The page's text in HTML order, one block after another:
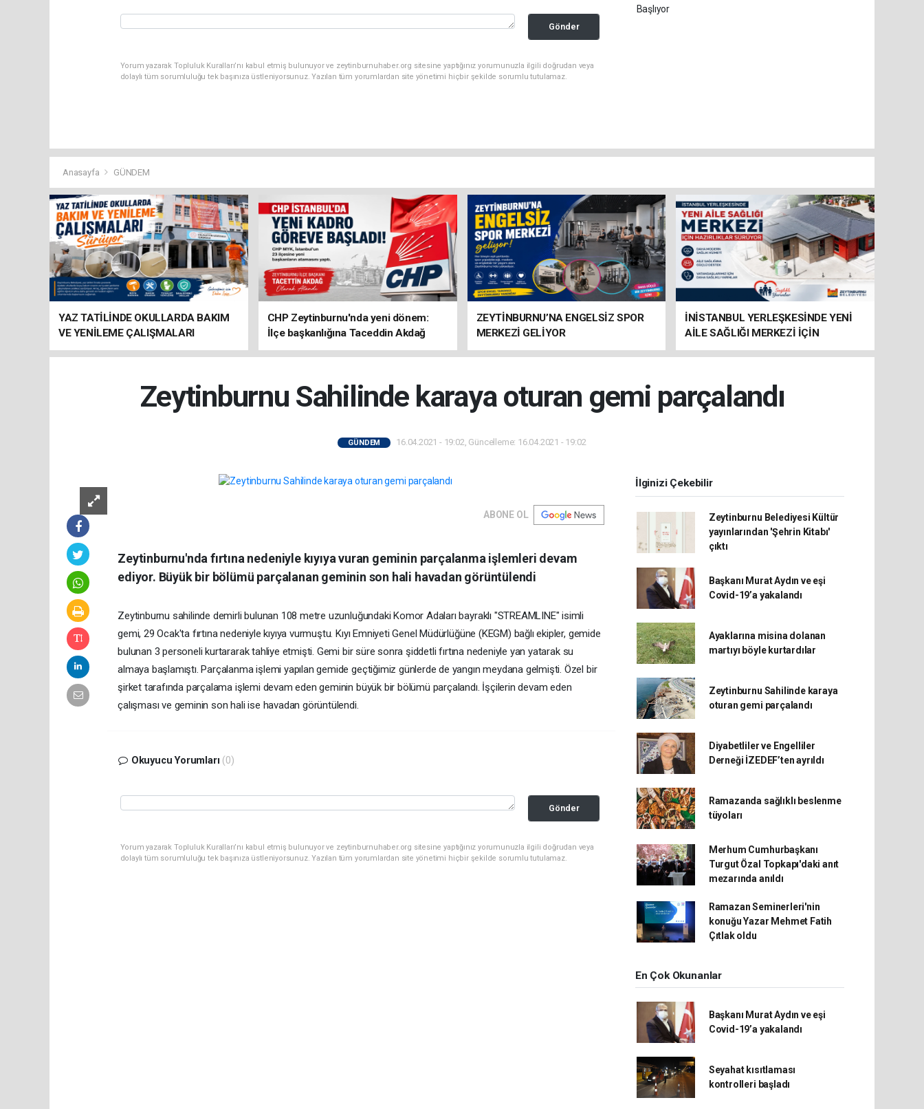
Gönder
Yorum yazarak Topluluk Kuralları’nı kabul etmiş bulunuyor ve zeytinburnuhaber.org sitesine yaptığınız yorumunuzla ilgili doğrudan veya
dolaylı tüm sorumluluğu tek başınıza üstleniyorsunuz. Yazılan tüm yorumlardan site yönetimi hiçbir şekilde sorumlu tutulamaz.
Anasayfa GÜNDEM
YAZ TATİLİNDE OKULLARDA BAKIM
VE YENİLEME ÇALIŞMALARI
SÜRÜYOR
CHP Zeytinburnu'nda yeni dönem:
İlçe başkanlığına Taceddin Akdağ
atandı
ZEYTİNBURNU’NA ENGELSİZ SPOR
MERKEZİ GELİYOR
İNİSTANBUL YERLEŞKESİNDE YENİ
AİLE SAĞLIĞI MERKEZİ İÇİN
HAZIRLIKLAR SÜRÜYOR
Zeytinburnu Sahilinde karaya oturan gemi parçalandı
GÜNDEM 16.04.2021 - 19:02, Güncelleme: 16.04.2021 - 19:02
ABONE OL
Zeytinburnu'nda fırtına nedeniyle kıyıya vuran geminin parçalanma işlemleri devam
ediyor. Büyük bir bölümü parçalanan geminin son hali havadan görüntülendi
Zeytinburnu sahilinde demirli bulunan 108 metre uzunluğundaki Komor Adaları bayraklı "STREAMLINE" isimli
gemi, 29 Ocak'ta fırtına nedeniyle kıyıya vurmuştu. Kıyı Emniyeti Genel Müdürlüğüne (KEGM) bağlı ekipler, gemide
bulunan 3 personeli kurtararak tahliye etmişti. Gemi bir süre sonra şiddetli fırtına nedeniyle yan yatarak su
almaya başlamıştı. Parçalanma işlemi yapılan gemide geçtiğimiz günlerde de yangın meydana gelmişti. Özel bir
şirket tarafında parçalama işlemi devam eden geminin büyük bir bölümü parçalandı. İşçilerin devam eden
çalışması ve geminin son hali ise havadan görüntülendi.
Okuyucu Yorumları (0)
Gönder
Yorum yazarak Topluluk Kuralları’nı kabul etmiş bulunuyor ve zeytinburnuhaber.org sitesine yaptığınız yorumunuzla ilgili doğrudan veya
dolaylı tüm sorumluluğu tek başınıza üstleniyorsunuz. Yazılan tüm yorumlardan site yönetimi hiçbir şekilde sorumlu tutulamaz.
İlginizi Çekebilir
Zeytinburnu Belediyesi Kültür
yayınlarından 'Şehrin Kitabı'
çıktı
Başkanı Murat Aydın ve eşi
Covid-19’a yakalandı
Ayaklarına misina dolanan
martıyı böyle kurtardılar
Zeytinburnu Sahilinde karaya
oturan gemi parçalandı
Diyabetliler ve Engelliler
Derneği İZEDEF’ten ayrıldı
Ramazanda sağlıklı beslenme
tüyoları
Merhum Cumhurbaşkanı
Turgut Özal Topkapı'daki anıt
mezarında anıldı
Ramazan Seminerleri'nin
konuğu Yazar Mehmet Fatih
Çıtlak oldu
En Çok Okunanlar
Başkanı Murat Aydın ve eşi
Covid-19’a yakalandı
Seyahat kısıtlaması
kontrolleri başladı